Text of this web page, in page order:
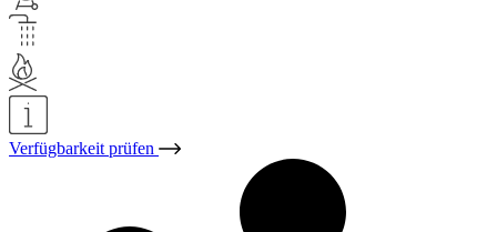
Verfügbarkeit prüfen